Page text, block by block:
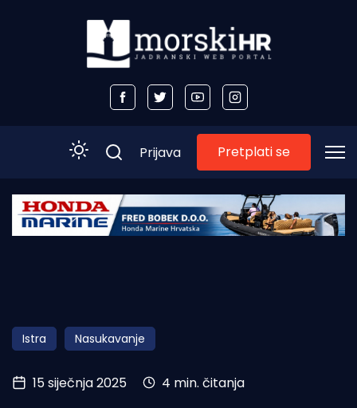
Početna
Obala
Otoci
Turizam i nautika
Prijava Pretplati se
Istra Nasukavanje
15 siječnja 2025 4 min. čitanja